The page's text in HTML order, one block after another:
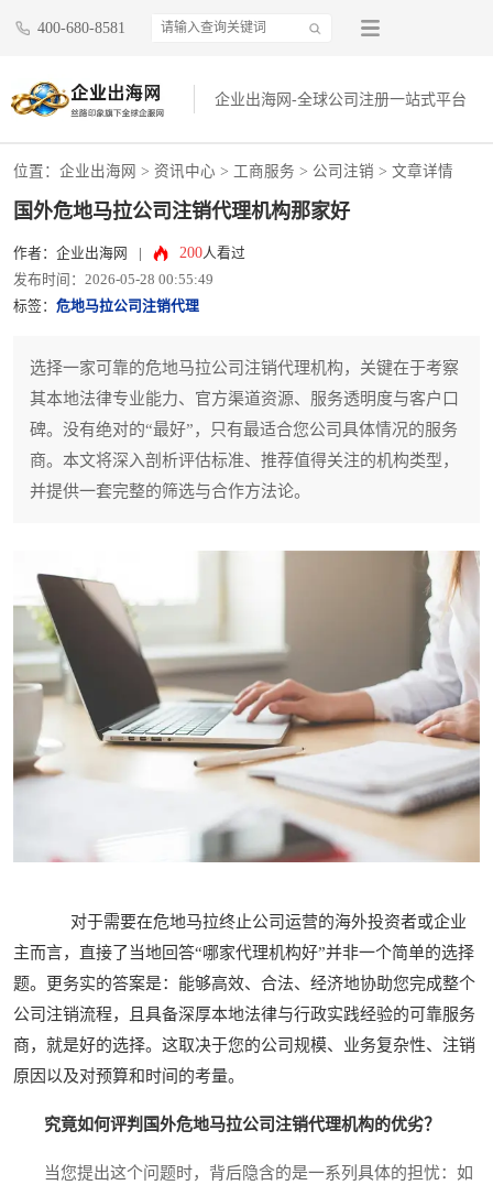
400-680-8581
企业出海网-全球公司注册一站式平台
位置： 企业出海网 > 资讯中心 > 工商服务 > 公司注销 > 文章详情
国外危地马拉公司注销代理机构那家好
作者：企业出海网 200人看过
发布时间：2026-05-28 00:55:49
标签： 危地马拉公司注销代理
选择一家可靠的危地马拉公司注销代理机构，关键在于考察
其本地法律专业能力、官方渠道资源、服务透明度与客户口
碑。没有绝对的“最好”，只有最适合您公司具体情况的服务
商。本文将深入剖析评估标准、推荐值得关注的机构类型，
并提供一套完整的筛选与合作方法论。
对于需要在危地马拉终止公司运营的海外投资者或企业
主而言，直接了当地回答“哪家代理机构好”并非一个简单的选择
题。更务实的答案是：能够高效、合法、经济地协助您完成整个
公司注销流程，且具备深厚本地法律与行政实践经验的可靠服务
商，就是好的选择。这取决于您的公司规模、业务复杂性、注销
原因以及对预算和时间的考量。
究竟如何评判国外危地马拉公司注销代理机构的优劣？
当您提出这个问题时，背后隐含的是一系列具体的担忧：如